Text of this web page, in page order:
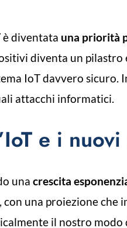
è diventata una priorità
diventa un
IoT davvero
attacchi informatici.
e i
una crescita
, con una proiezione che
il nostro modo